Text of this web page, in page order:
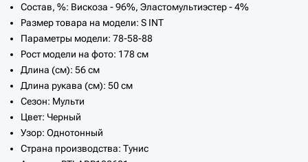
Состав, %: Вискоза - 96%, Эластомультиэстер - 4%
Размер товара на модели: S INT
Параметры модели: 78-58-88
Рост модели на фото: 178 см
Длина (см): 56 см
Длина рукава (см): 50 см
Сезон: Мульти
Цвет: Черный
Узор: Однотонный
Страна производства: Тунис